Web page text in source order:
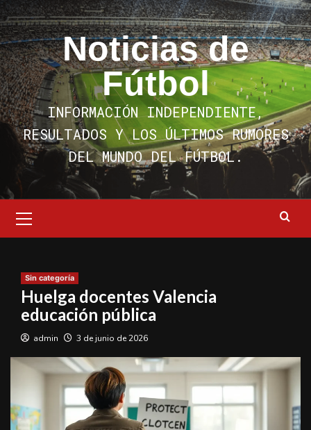
Saltar
al
contenido
Noticias de
Fútbol
INFORMACIÓN INDEPENDIENTE,
RESULTADOS Y LOS ÚLTIMOS RUMORES
DEL MUNDO DEL FÚTBOL.
primario
Sin categoría
Huelga docentes Valencia
educación pública
admin 3 de junio de 2026